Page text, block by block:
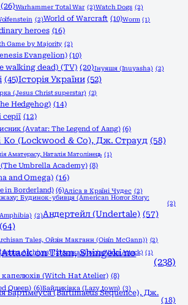
(26)Warhammer Total War (2)Watch Dogs (2)
(2)World of Warcraft (10)Worm (1)
heroes (16)
Game by Majority (2)
Evangelion) (10)
walking dead) (TV) (20)Інуяшя (Inuyasha) (2)
(45)Історія України (52)
(Jesus Christ superstar) (2)
Hedgehog) (14)
(12)
(Avatar: The Legend of Aang) (6)
Кo (Lockwood & Co), Дж. Страуд (58)
Аматерасу, Наталія Матолінець (1)
Umbrella Academy) (8)
and Omega) (16)
in Borderland) (6)Аліса в Країні Чудес (2)
жаху: Будинок-убивця (American Horror Story:
(2)
(2)Андертейл (Undertale) (57)
(64)
Tales, Ойзін Макганн (Oisín McGann)) (2)
Archives) (2)Атака вірусів (Virus Attack) (1)
on Titan, Shingeki no
(238)
капелюхів (Witch Hat Atelier) (8)
Queen) (6)Байдиківка (Lazy town) (3)
Бартімеуса (Bartimaeus Sequence), Дж.
(18)